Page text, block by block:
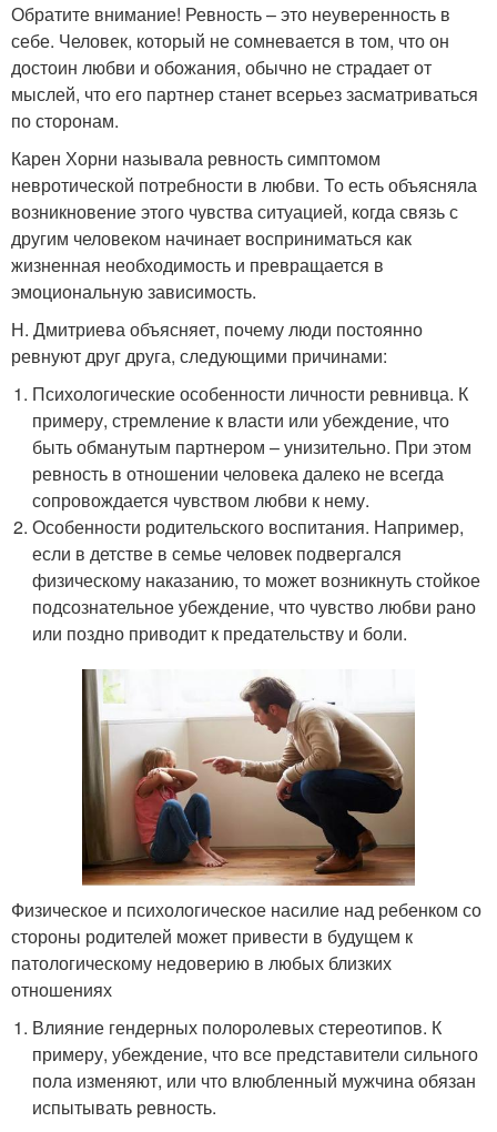
Обратите внимание! Ревность – это неуверенность в
себе. Человек, который не сомневается в том, что он
достоин любви и обожания, обычно не страдает от
мыслей, что его партнер станет всерьез засматриваться
по сторонам.
Карен Хорни называла ревность симптомом
невротической потребности в любви. То есть объясняла
возникновение этого чувства ситуацией, когда связь с
другим человеком начинает восприниматься как
жизненная необходимость и превращается в
эмоциональную зависимость.
Н. Дмитриева объясняет, почему люди постоянно
ревнуют друг друга, следующими причинами:
Психологические особенности личности ревнивца. К
примеру, стремление к власти или убеждение, что
быть обманутым партнером – унизительно. При этом
ревность в отношении человека далеко не всегда
сопровождается чувством любви к нему.
Особенности родительского воспитания. Например,
если в детстве в семье человек подвергался
физическому наказанию, то может возникнуть стойкое
подсознательное убеждение, что чувство любви рано
или поздно приводит к предательству и боли.
Физическое и психологическое насилие над ребенком со
стороны родителей может привести в будущем к
патологическому недоверию в любых близких
отношениях
Влияние гендерных полоролевых стереотипов. К
примеру, убеждение, что все представители сильного
пола изменяют, или что влюбленный мужчина обязан
испытывать ревность.